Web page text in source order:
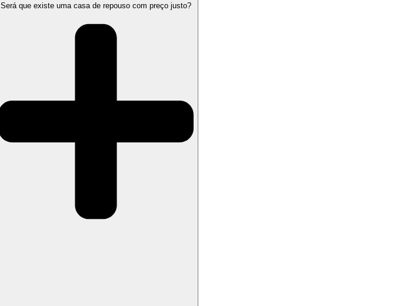
Será que existe uma casa de repouso com preço justo?